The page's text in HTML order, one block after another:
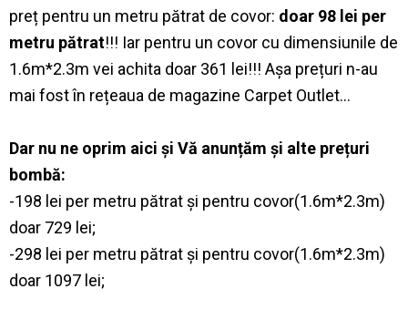
preț pentru un metru pătrat de covor: doar 98 lei per
metru pătrat!!! Iar pentru un covor cu dimensiunile de
1.6m*2.3m vei achita doar 361 lei!!! Așa prețuri n-au
mai fost în rețeaua de magazine Carpet Outlet...
Dar nu ne oprim aici și Vă anunțăm și alte prețuri
bombă:
-198 lei per metru pătrat și pentru covor(1.6m*2.3m)
doar 729 lei;
-298 lei per metru pătrat și pentru covor(1.6m*2.3m)
doar 1097 lei;